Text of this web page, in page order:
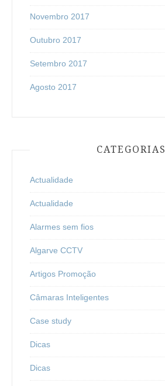
Novembro 2017
Outubro 2017
Setembro 2017
Agosto 2017
CATEGORIAS
Actualidade
Actualidade
Alarmes sem fios
Algarve CCTV
Artigos Promoção
Câmaras Inteligentes
Case study
Dicas
Dicas